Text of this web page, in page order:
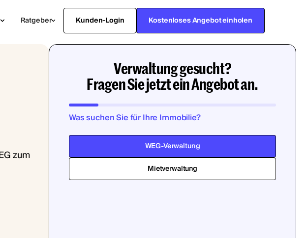
Ratgeber Kunden-Login Kostenloses Angebot einholen
Verwaltung gesucht?
Fragen Sie jetzt ein Angebot an.
Was suchen Sie für Ihre Immobilie?
WEG-Verwaltung
Mietverwaltung